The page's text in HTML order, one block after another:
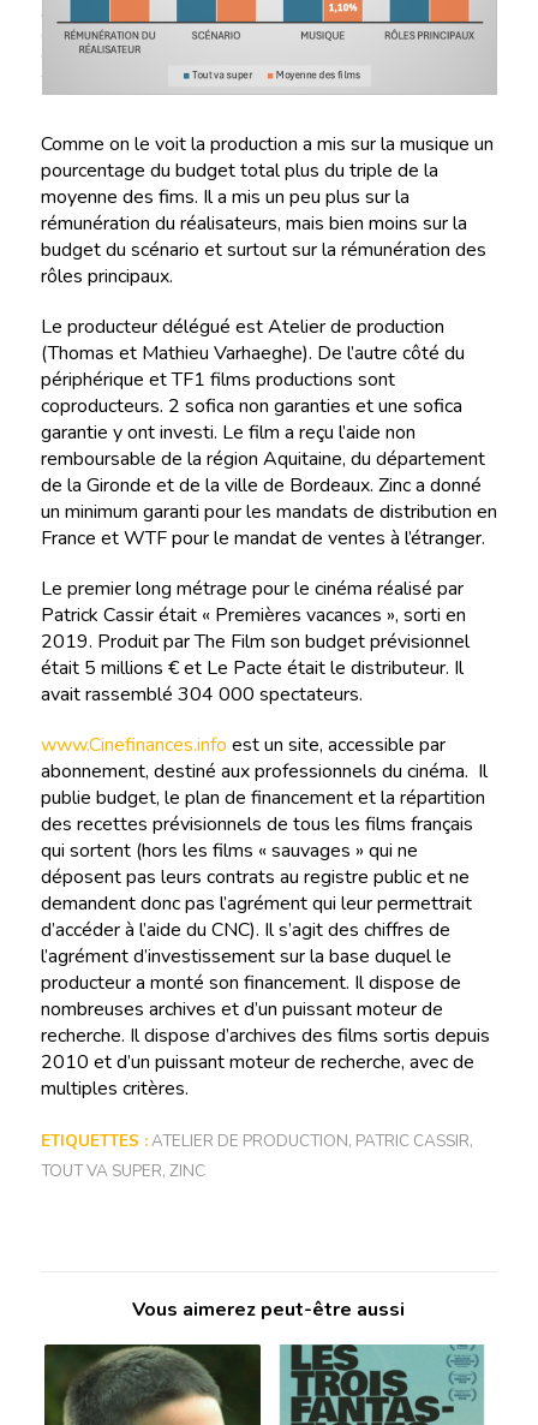
Comme on le voit la production a mis sur la musique un
pourcentage du budget total plus du triple de la
moyenne des fims. Il a mis un peu plus sur la
rémunération du réalisateurs, mais bien moins sur la
budget du scénario et surtout sur la rémunération des
rôles principaux.
Le producteur délégué est Atelier de production
(Thomas et Mathieu Varhaeghe). De l’autre côté du
périphérique et TF1 films productions sont
coproducteurs. 2 sofica non garanties et une sofica
garantie y ont investi. Le film a reçu l’aide non
remboursable de la région Aquitaine, du département
de la Gironde et de la ville de Bordeaux. Zinc a donné
un minimum garanti pour les mandats de distribution en
France et WTF pour le mandat de ventes à l’étranger.
Le premier long métrage pour le cinéma réalisé par
Patrick Cassir était « Premières vacances », sorti en
2019. Produit par The Film son budget prévisionnel
était 5 millions € et Le Pacte était le distributeur. Il
avait rassemblé 304 000 spectateurs.
www.Cinefinances.info est un site, accessible par
abonnement, destiné aux professionnels du cinéma. Il
publie budget, le plan de financement et la répartition
des recettes prévisionnels de tous les films français
qui sortent (hors les films « sauvages » qui ne
déposent pas leurs contrats au registre public et ne
demandent donc pas l’agrément qui leur permettrait
d’accéder à l’aide du CNC). Il s’agit des chiffres de
l’agrément d’investissement sur la base duquel le
producteur a monté son financement. Il dispose de
nombreuses archives et d’un puissant moteur de
recherche. Il dispose d’archives des films sortis depuis
2010 et d’un puissant moteur de recherche, avec de
multiples critères.
ETIQUETTES :ATELIER DE PRODUCTION, PATRIC CASSIR,
TOUT VA SUPER, ZINC
Vous aimerez peut-être aussi